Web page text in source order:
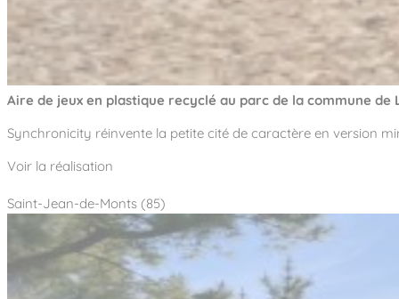
Aire de jeux en plastique recyclé au parc de la commune de
Synchronicity réinvente la petite cité de caractère en version
Voir la réalisation
Saint-Jean-de-Monts (85)